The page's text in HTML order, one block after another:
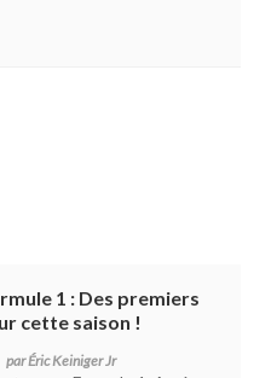
1 : Des premiers
cette saison !
parÉric Keiniger Jr